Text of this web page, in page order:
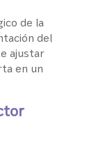
de la
del
ajustar
en un